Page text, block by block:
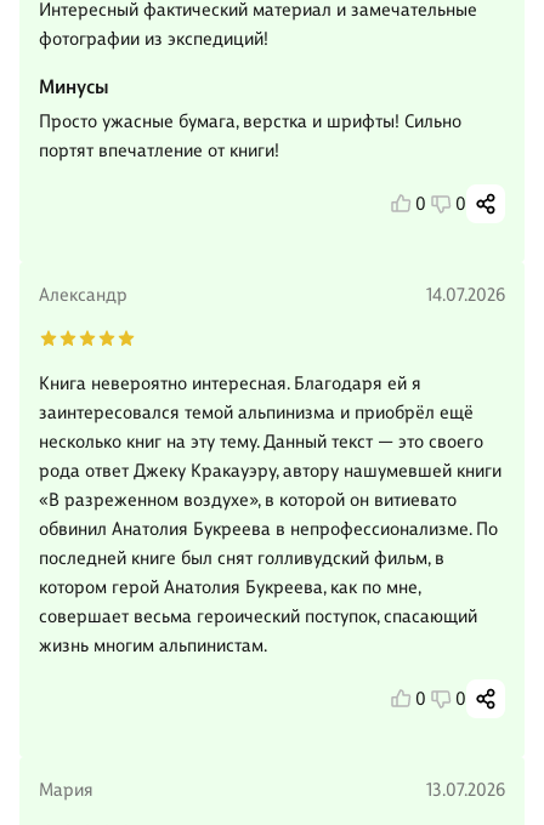
Интересный фактический материал и замечательные
фотографии из экспедиций!
Минусы
Просто ужасные бумага, верстка и шрифты! Сильно
портят впечатление от книги!
0 0
Александр 14.07.2026
Книга невероятно интересная. Благодаря ей я
заинтересовался темой альпинизма и приобрёл ещё
несколько книг на эту тему. Данный текст — это своего
рода ответ Джеку Кракауэру, автору нашумевшей книги
«В разреженном воздухе», в которой он витиевато
обвинил Анатолия Букреева в непрофессионализме. По
последней книге был снят голливудский фильм, в
котором герой Анатолия Букреева, как по мне,
совершает весьма героический поступок, спасающий
жизнь многим альпинистам.
0 0
Мария 13.07.2026